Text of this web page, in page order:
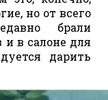
но от всего
брали
и в салоне для
дарить